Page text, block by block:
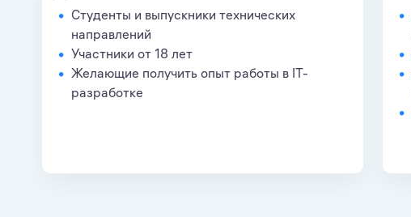
Студенты и выпускники технических
направлений
Участники от 18 лет
Желающие получить опыт работы в IT-
разработке